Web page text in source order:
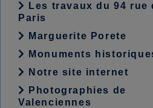
Les travaux du 94 rue
Paris
Marguerite Porete
Monuments
Notre site internet
Photographies de
Valenciennes